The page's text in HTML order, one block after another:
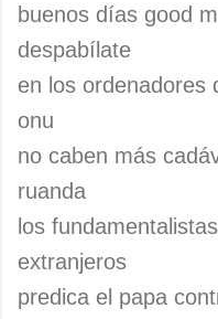
buenos días good
despabílate
en los ordenadores
onu
no caben más
ruanda
los
extranjeros
predica el papa